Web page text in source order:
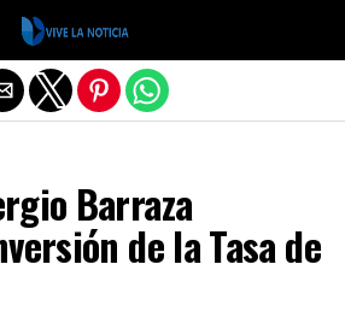
Barraza
de la Tasa de
de la versión móvil